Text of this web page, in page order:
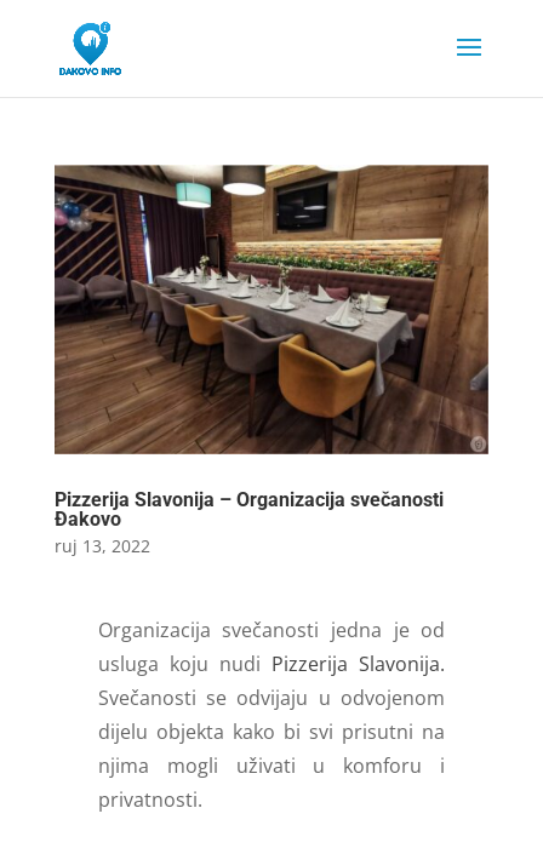
Pizzerija Slavonija – Organizacija svečanosti
Đakovo
ruj 13, 2022
Organizacija svečanosti jedna je od
usluga koju nudi Pizzerija Slavonija.
Svečanosti se odvijaju u odvojenom
dijelu objekta kako bi svi prisutni na
njima mogli uživati u komforu i
privatnosti.